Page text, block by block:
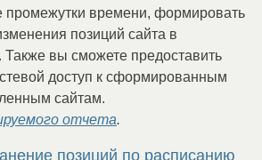
промежутки времени, формировать
позиций сайта в
Также вы сможете предоставить
доступ к сформированным
сайтам.
отчета.
позиций по расписанию